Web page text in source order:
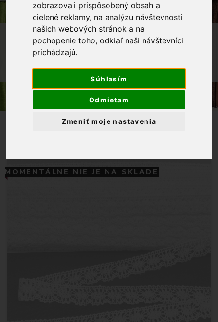
zobrazovali prispôsobený obsah a
cielené reklamy, na analýzu návštevnosti
našich webových stránok a na
pochopenie toho, odkiaľ naši návštevníci
prichádzajú.
Súhlasím
Odmietam
Zmeniť moje nastavenia
OBCHOD GALANTÉRIA
PALIČKOVANÉ KRAJKY
KRAJKA PALIČKOVANÁ 17 MM BIELA
MOMENTÁLNE NIE JE NA SKLADE